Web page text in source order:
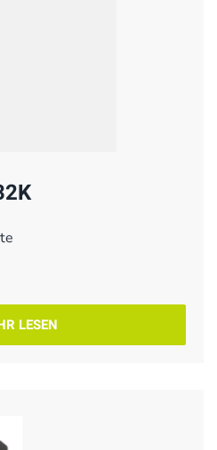
LESEN